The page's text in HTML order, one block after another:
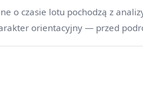
o czasie lotu pochodzą z
orientacyjny — przed